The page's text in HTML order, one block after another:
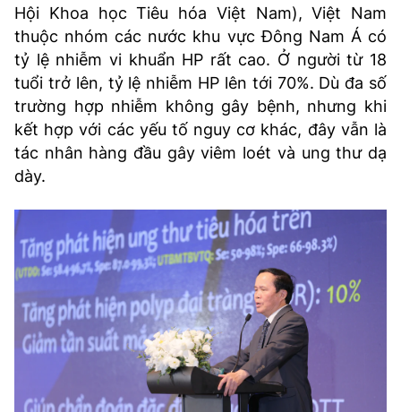
Hội Khoa học Tiêu hóa Việt Nam), Việt Nam
thuộc nhóm các nước khu vực Đông Nam Á có
tỷ lệ nhiễm vi khuẩn HP rất cao. Ở người từ 18
tuổi trở lên, tỷ lệ nhiễm HP lên tới 70%. Dù đa số
trường hợp nhiễm không gây bệnh, nhưng khi
kết hợp với các yếu tố nguy cơ khác, đây vẫn là
tác nhân hàng đầu gây viêm loét và ung thư dạ
dày.